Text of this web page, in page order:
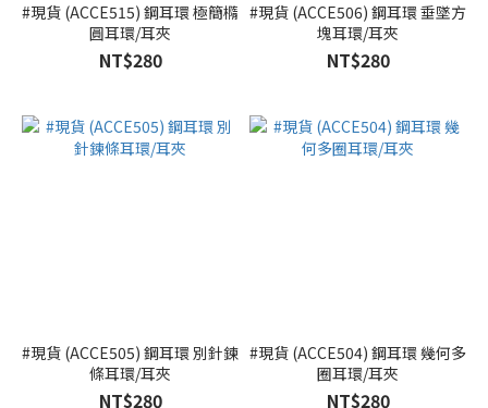
#現貨 (ACCE515) 鋼耳環 極簡橢
圓耳環/耳夾
NT$280
#現貨 (ACCE506) 鋼耳環 垂墜方
塊耳環/耳夾
NT$280
#現貨 (ACCE505) 鋼耳環 別針鍊
條耳環/耳夾
NT$280
#現貨 (ACCE504) 鋼耳環 幾何多
圈耳環/耳夾
NT$280